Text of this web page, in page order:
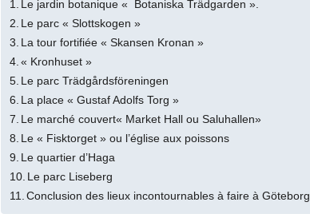
Le jardin botanique « Botaniska Trädgarden ».
Le parc « Slottskogen »
La tour fortifiée « Skansen Kronan »
« Kronhuset »
Le parc Trädgårdsföreningen
La place « Gustaf Adolfs Torg »
Le marché couvert« Market Hall ou Saluhallen»
Le « Fisktorget » ou l’église aux poissons
Le quartier d’Haga
Le parc Liseberg
Conclusion des lieux incontournables à faire à Göteborg